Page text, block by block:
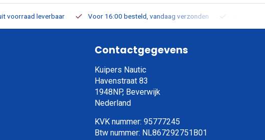
voorraad leverbaar Voor 16:00 besteld, vandaag verzonden
Contactgegevens
Kuipers Nautic
Havenstraat 83
1948NP, Beverwijk
Nederland
KVK nummer: 95777245
Btw nummer: NL867292751B01